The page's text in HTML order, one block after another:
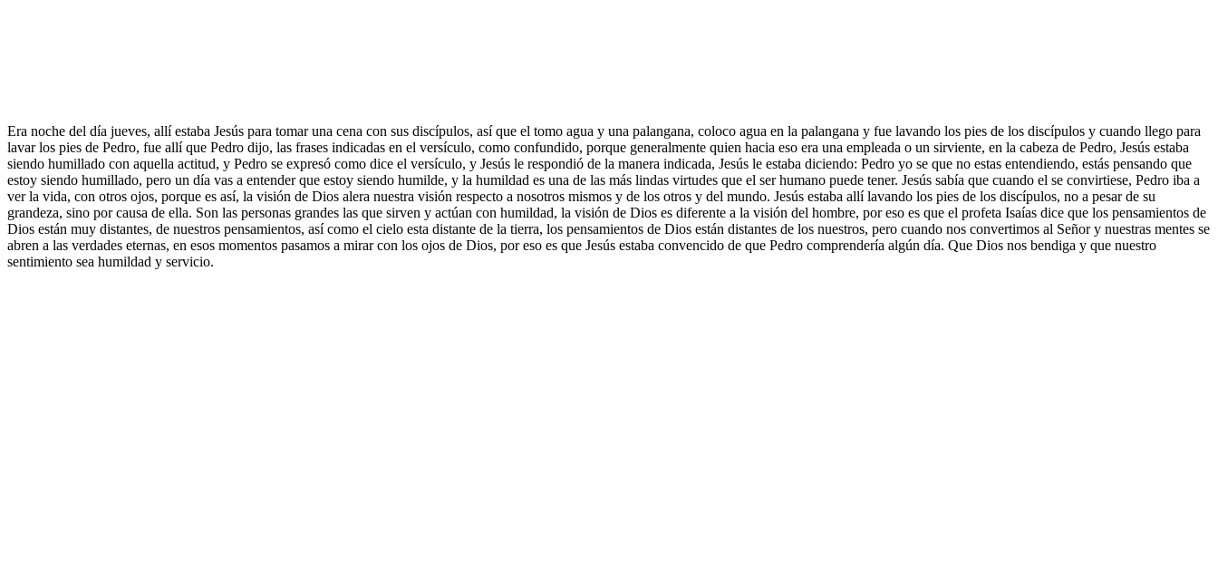
Era noche del día jueves, allí estaba Jesús para tomar una cena con sus discípulos, así que el tomo agua y una palangana, coloco agua en la palangana y fue lavando los pies de los discípulos y cuando llego para
lavar los pies de Pedro, fue allí que Pedro dijo, las frases indicadas en el versículo, como confundido, porque generalmente quien hacia eso era una empleada o un sirviente, en la cabeza de Pedro, Jesús estaba
siendo humillado con aquella actitud, y Pedro se expresó como dice el versículo, y Jesús le respondió de la manera indicada, Jesús le estaba diciendo: Pedro yo se que no estas entendiendo, estás pensando que
estoy siendo humillado, pero un día vas a entender que estoy siendo humilde, y la humildad es una de las más lindas virtudes que el ser humano puede tener. Jesús sabía que cuando el se convirtiese, Pedro iba a
ver la vida, con otros ojos, porque es así, la visión de Dios alera nuestra visión respecto a nosotros mismos y de los otros y del mundo. Jesús estaba allí lavando los pies de los discípulos, no a pesar de su
grandeza, sino por causa de ella. Son las personas grandes las que sirven y actúan con humildad, la visión de Dios es diferente a la visión del hombre, por eso es que el profeta Isaías dice que los pensamientos de
Dios están muy distantes, de nuestros pensamientos, así como el cielo esta distante de la tierra, los pensamientos de Dios están distantes de los nuestros, pero cuando nos convertimos al Señor y nuestras mentes se
abren a las verdades eternas, en esos momentos pasamos a mirar con los ojos de Dios, por eso es que Jesús estaba convencido de que Pedro comprendería algún día. Que Dios nos bendiga y que nuestro
sentimiento sea humildad y servicio.